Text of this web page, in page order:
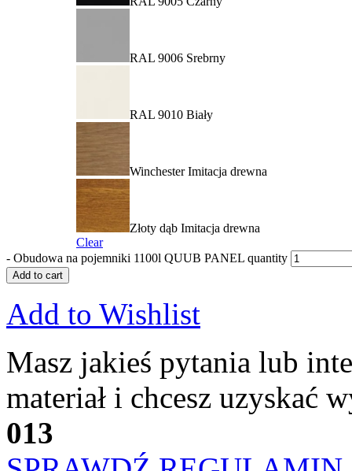
RAL 9006 Srebrny
RAL 9010 Biały
Winchester Imitacja drewna
Złoty dąb Imitacja drewna
Clear
- Obudowa na pojemniki 1100l QUUB PANEL quantity
Add to cart
Add to Wishlist
Masz jakieś pytania lub
materiał i chcesz uzyskać
013